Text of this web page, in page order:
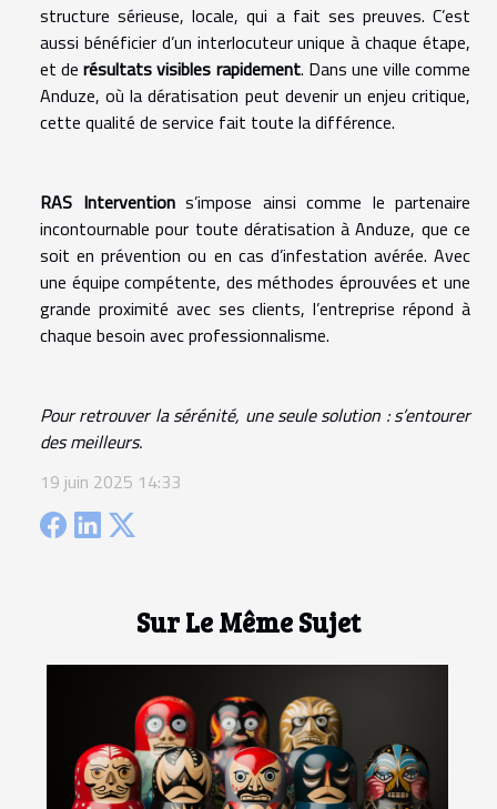
Sur Le Même Sujet
structure sérieuse, locale, qui a fait ses preuves. C’est
aussi bénéficier d’un interlocuteur unique à chaque étape,
et derésultats visibles rapidement. Dans une ville comme
Anduze, où la dératisation peut devenir un enjeu critique,
cette qualité de service fait toute la différence.
RAS Interventions’impose ainsi comme le partenaire
incontournable pour toute dératisation à Anduze, que ce
soit en prévention ou en cas d’infestation avérée. Avec
une équipe compétente, des méthodes éprouvées et une
grande proximité avec ses clients, l’entreprise répond à
chaque besoin avec professionnalisme.
Pour retrouver la sérénité, une seule solution : s’entourer
des meilleurs.
19 juin 2025 14:33